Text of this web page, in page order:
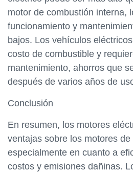
motor de combustión interna,
funcionamiento y
bajos. Los vehículos
costo de combustible y
mantenimiento, ahorros que
después de varios años de
Conclusión
En resumen, los motores
ventajas sobre los motores
especialmente en cuanto a
costos y emisiones dañinas.